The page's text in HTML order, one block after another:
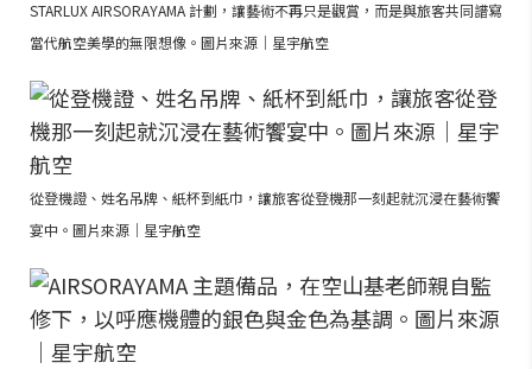
STARLUX AIRSORAYAMA 計劃，讓藝術不再只是觀賞，而是與旅客共同譜寫
當代航空美學的無限想像。圖片來源｜星宇航空
從登機證、姓名吊牌、紙杯到紙巾，讓旅客從登機那一刻起就沉浸在藝術饗
宴中。圖片來源｜星宇航空